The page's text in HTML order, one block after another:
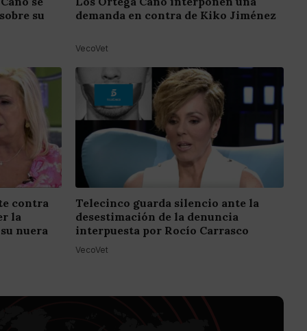
su
demanda en contra de Kiko Jiménez
VecoVet
contra
la
nuera
Telecinco guarda silencio ante la
desestimación de la denuncia
interpuesta por Rocío Carrasco
VecoVet